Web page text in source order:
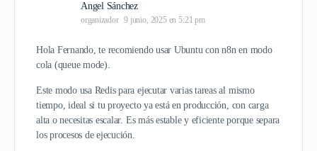
Angel Sánchez
organizador 9 junio, 2025 en 5:21 pm
Hola Fernando, te recomiendo usar Ubuntu con n8n en modo
cola (queue mode).
Este modo usa Redis para ejecutar varias tareas al mismo
tiempo, ideal si tu proyecto ya está en producción, con carga
alta o necesitas escalar. Es más estable y eficiente porque separa
los procesos de ejecución.